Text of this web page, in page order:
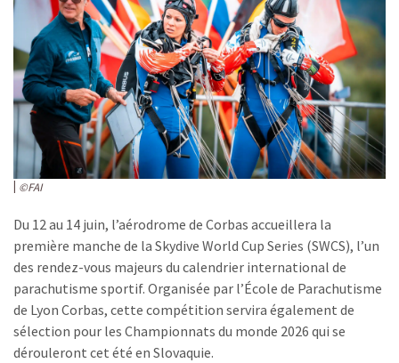
©FAI
Du 12 au 14 juin, l’aérodrome de Corbas accueillera la
première manche de la Skydive World Cup Series (SWCS), l’un
des rendez-vous majeurs du calendrier international de
parachutisme sportif. Organisée par l’École de Parachutisme
de Lyon Corbas, cette compétition servira également de
sélection pour les Championnats du monde 2026 qui se
dérouleront cet été en Slovaquie.